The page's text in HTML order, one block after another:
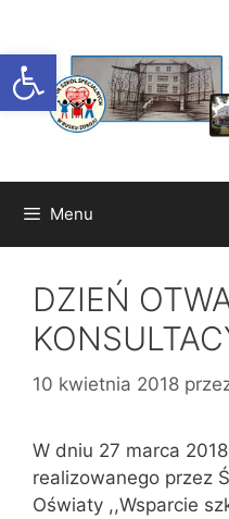
Otwórz pasek narzędzi
treści
Menu
DZIEŃ
10 kwietnia 2018
W dniu 27 marca
realizowanego przez
Oświaty ,,Wsparcie